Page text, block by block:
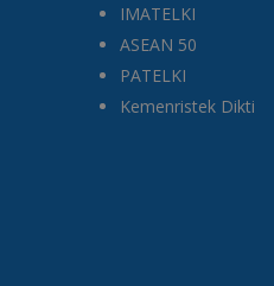
IMATELKI
ASEAN 50
PATELKI
Kemenristek Dikti